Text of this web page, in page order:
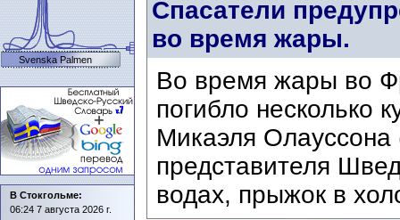
Спасатели
во время жары.
Во время жары во
погибло несколько
Микаэля
представителя
водах, прыжок в
Svenska Palmen
В Стокгольме:
06:24 7 августа 2026 г.